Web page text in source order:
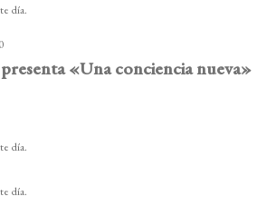
día.
«Una conciencia nueva»
día.
día.